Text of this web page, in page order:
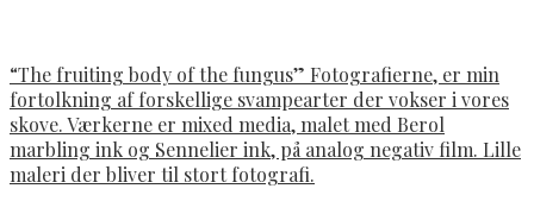
“The fruiting body of the fungus” Fotografierne, er min
fortolkning af forskellige svampearter der vokser i vores
skove. Værkerne er mixed media, malet med Berol
marbling ink og Sennelier ink, på analog negativ film. Lille
maleri der bliver til stort fotografi.